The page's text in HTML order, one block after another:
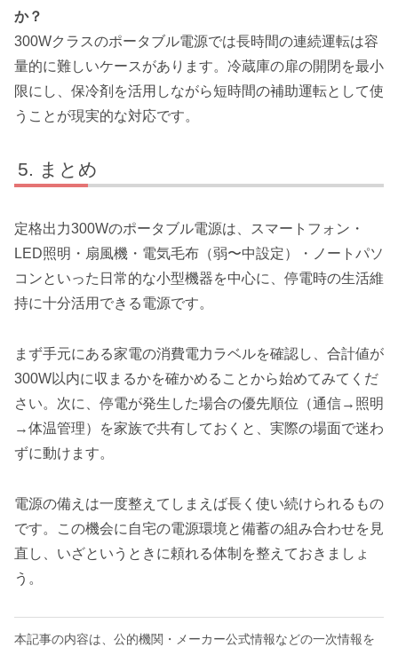
か？
300Wクラスのポータブル電源では長時間の連続運転は容
量的に難しいケースがあります。冷蔵庫の扉の開閉を最小
限にし、保冷剤を活用しながら短時間の補助運転として使
うことが現実的な対応です。
まとめ
定格出力300Wのポータブル電源は、スマートフォン・
LED照明・扇風機・電気毛布（弱〜中設定）・ノートパソ
コンといった日常的な小型機器を中心に、停電時の生活維
持に十分活用できる電源です。
まず手元にある家電の消費電力ラベルを確認し、合計値が
300W以内に収まるかを確かめることから始めてみてくだ
さい。次に、停電が発生した場合の優先順位（通信→照明
→体温管理）を家族で共有しておくと、実際の場面で迷わ
ずに動けます。
電源の備えは一度整えてしまえば長く使い続けられるもの
です。この機会に自宅の電源環境と備蓄の組み合わせを見
直し、いざというときに頼れる体制を整えておきましょ
う。
本記事の内容は、公的機関・メーカー公式情報などの一次情報を